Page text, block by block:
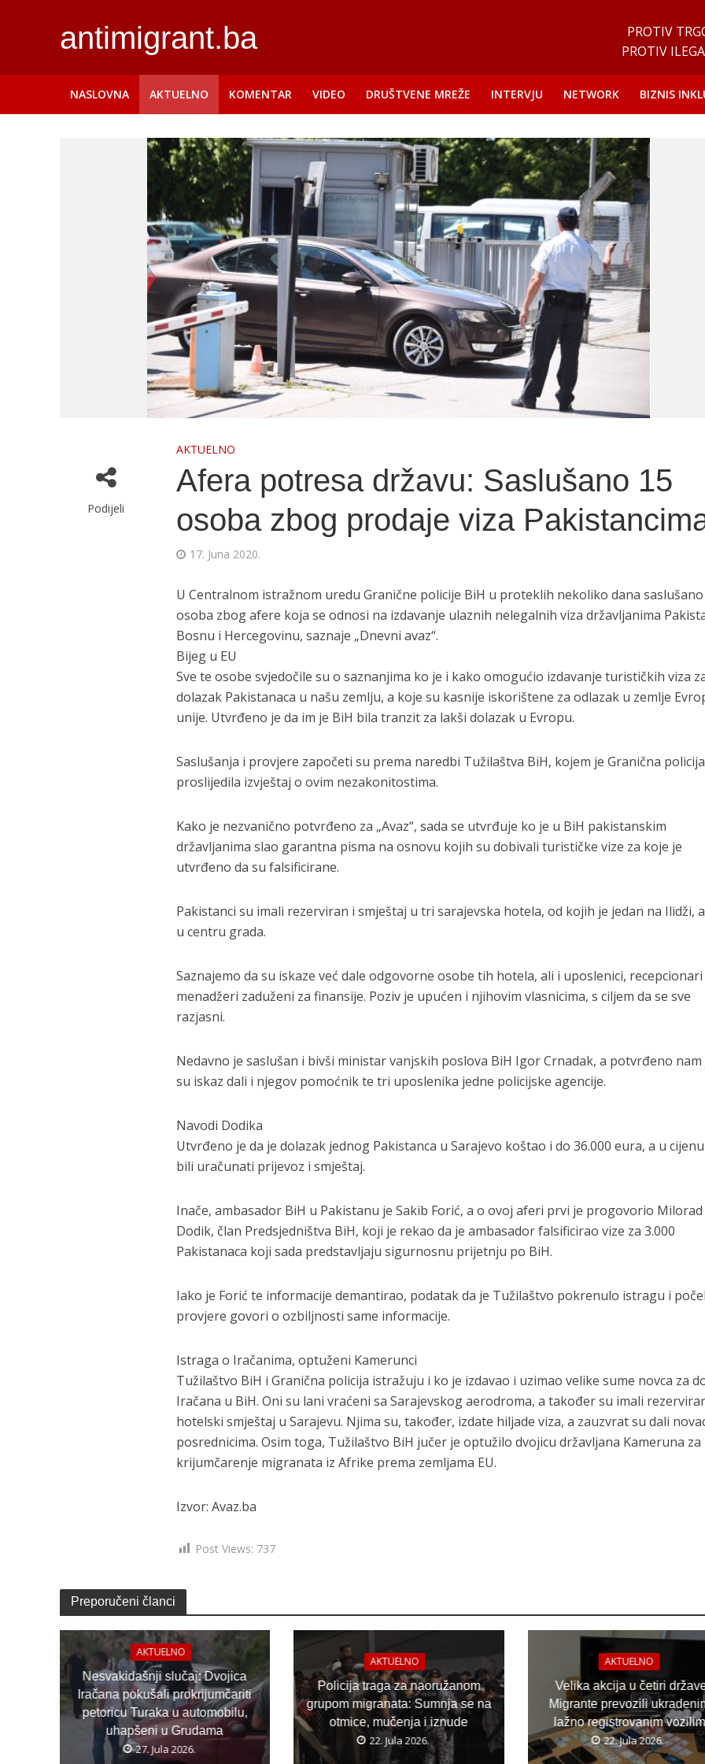
antimigrant.ba
PROTIV
PROTIV
NASLOVNA AKTUELNO KOMENTAR VIDEO DRUŠTVENE MREŽE INTERVJU NETWORK BIZNIS
Podijeli
AKTUELNO
Afera potresa državu: Saslušano 15
osoba zbog prodaje viza
17. Juna 2020.
U Centralnom istražnom uredu Granične policije BiH u proteklih nekoliko dana saslušano
osoba zbog afere koja se odnosi na izdavanje ulaznih nelegalnih viza državljanima
Bosnu i Hercegovinu, saznaje „Dnevni avaz“.
Bijeg u EU
Sve te osobe svjedočile su o saznanjima ko je i kako omogućio izdavanje turističkih viza
dolazak Pakistanaca u našu zemlju, a koje su kasnije iskorištene za odlazak u zemlje
unije. Utvrđeno je da im je BiH bila tranzit za lakši dolazak u Evropu.
Saslušanja i provjere započeti su prema naredbi Tužilaštva BiH, kojem je Granična
proslijedila izvještaj o ovim nezakonitostima.
Kako je nezvanično potvrđeno za „Avaz“, sada se utvrđuje ko je u BiH pakistanskim
državljanima slao garantna pisma na osnovu kojih su dobivali turističke vize za koje je
utvrđeno da su falsificirane.
Pakistanci su imali rezerviran i smještaj u tri sarajevska hotela, od kojih je jedan na Ilidži,
u centru grada.
Saznajemo da su iskaze već dale odgovorne osobe tih hotela, ali i uposlenici, recepcionari
menadžeri zaduženi za finansije. Poziv je upućen i njihovim vlasnicima, s ciljem da se sve
razjasni.
Nedavno je saslušan i bivši ministar vanjskih poslova BiH Igor Crnadak, a potvrđeno nam
su iskaz dali i njegov pomoćnik te tri uposlenika jedne policijske agencije.
Navodi Dodika
Utvrđeno je da je dolazak jednog Pakistanca u Sarajevo koštao i do 36.000 eura, a u
bili uračunati prijevoz i smještaj.
Inače, ambasador BiH u Pakistanu je Sakib Forić, a o ovoj aferi prvi je progovorio Milorad
Dodik, član Predsjedništva BiH, koji je rekao da je ambasador falsificirao vize za 3.000
Pakistanaca koji sada predstavljaju sigurnosnu prijetnju po BiH.
Iako je Forić te informacije demantirao, podatak da je Tužilaštvo pokrenulo istragu i
provjere govori o ozbiljnosti same informacije.
Istraga o Iračanima, optuženi Kamerunci
Tužilaštvo BiH i Granična policija istražuju i ko je izdavao i uzimao velike sume novca za
Iračana u BiH. Oni su lani vraćeni sa Sarajevskog aerodroma, a također su imali
hotelski smještaj u Sarajevu. Njima su, također, izdate hiljade viza, a zauzvrat su dali
posrednicima. Osim toga, Tužilaštvo BiH jučer je optužilo dvojicu državljana Kameruna za
krijumčarenje migranata iz Afrike prema zemljama EU.
Izvor: Avaz.ba
Post Views: 737
Preporučeni članci
AKTUELNO
Nesvakidašnji slučaj: Dvojica
Iračana pokušali prokrijumčariti
petoricu Turaka u automobilu,
uhapšeni u Grudama
27. Jula 2026.
AKTUELNO
Policija traga za naoružanom
grupom migranata: Sumnja se na
otmice, mučenja i iznude
22. Jula 2026.
AKTUELNO
Velika akcija u četiri
Migrante prevozili
lažno registrovanim
22. Jula 2026.